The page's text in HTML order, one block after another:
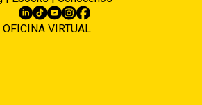
OFICINA VIRTUAL